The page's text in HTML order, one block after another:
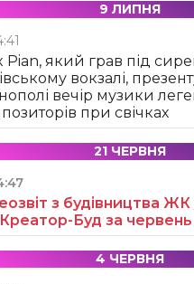
9 ЛИПНЯ
Pian, який грав під
вокзалі,
вечір музики
при свічках
21 ЧЕРВНЯ
з будівництва ЖК
Креатор-Буд за
4 ЧЕРВНЯ